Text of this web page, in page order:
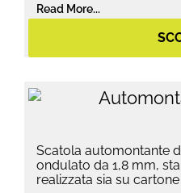
Read More...
Scatola automontante
ondulato da 1,8 mm,
realizzata sia su